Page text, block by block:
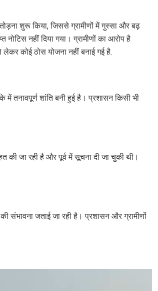
शुरू किया, जिससे ग्रामीणों में गुस्सा और बढ़
नोटिस नहीं दिया गया। ग्रामीणों का आरोप है
लेकर कोई ठोस योजना नहीं बनाई गई है.
तनावपूर्ण शांति बनी हुई है। प्रशासन किसी भी
की जा रही है और पूर्व में सूचना दी जा चुकी थी।
संभावना जताई जा रही है। प्रशासन और ग्रामीणों